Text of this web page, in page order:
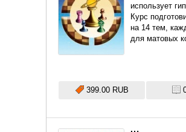
использует
Курс
на 14 тем,
для матовых
399.00 RUB